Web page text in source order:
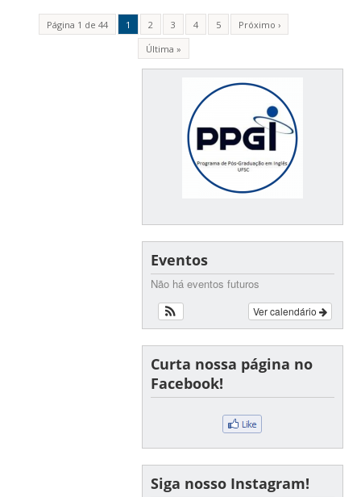
Página 1 de 44 1 2 3 4 5
Próximo ›
Última »
Eventos
Não há eventos futuros
Ver calendário
Curta nossa página no
Facebook!
Siga nosso Instagram!